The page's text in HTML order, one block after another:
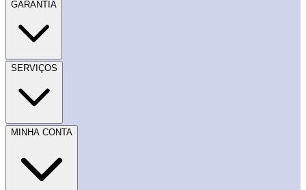
GARANTIA
SERVIÇOS
MINHA CONTA